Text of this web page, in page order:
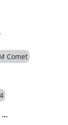
Comet